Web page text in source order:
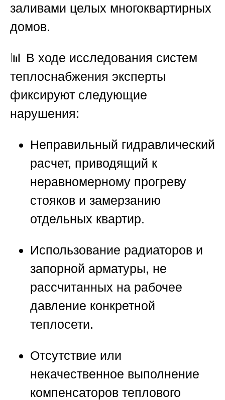
заливами целых многоквартирных
домов.
📊 В ходе исследования систем
теплоснабжения эксперты
фиксируют следующие
нарушения:
Неправильный гидравлический
расчет, приводящий к
неравномерному прогреву
стояков и замерзанию
отдельных квартир.
Использование радиаторов и
запорной арматуры, не
рассчитанных на рабочее
давление конкретной
теплосети.
Отсутствие или
некачественное выполнение
компенсаторов теплового